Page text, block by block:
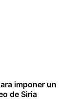
imponer un
de Siria